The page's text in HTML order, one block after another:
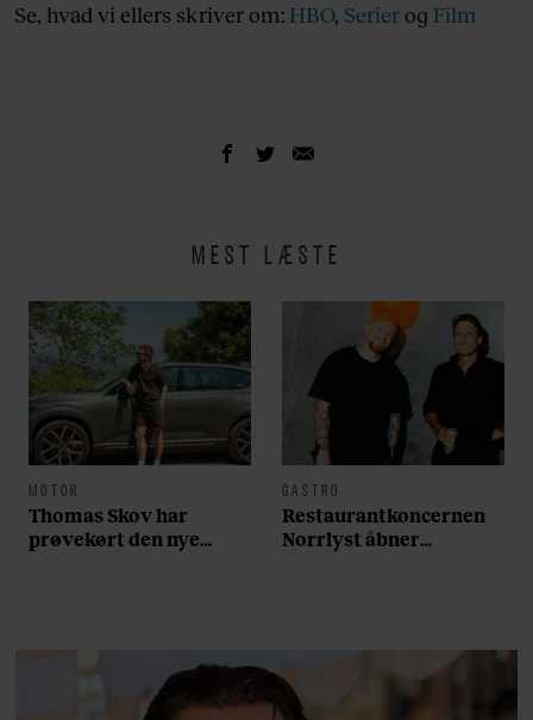
Se, hvad vi ellers skriver om: HBO, Serier og Film
MEST LÆSTE
MOTOR
Thomas Skov har
prøvekørt den nye
GASTRO
Restaurantkoncernen
Norrlyst åbner